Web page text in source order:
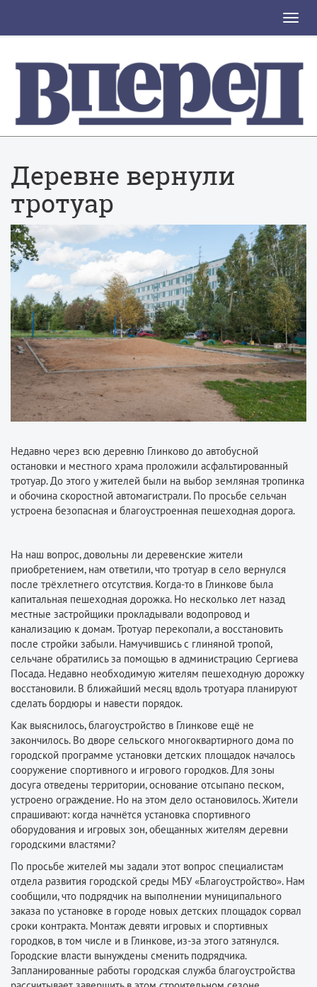
Toggle
Деревне вернули
тротуар
Недавно через всю деревню Глинково до автобусной
остановки и местного храма проложили асфальтированный
тротуар. До этого у жителей были на выбор земляная тропинка
и обочина скоростной автомагистрали. По просьбе сельчан
устроена безопасная и благоустроенная пешеходная дорога.
На наш вопрос, довольны ли деревенские жители
приобретением, нам ответили, что тротуар в село вернулся
после трёхлетнего отсутствия. Когда-то в Глинкове была
капитальная пешеходная дорожка. Но несколько лет назад
местные застройщики прокладывали водопровод и
канализацию к домам. Тротуар перекопали, а восстановить
после стройки забыли. Намучившись с глиняной тропой,
сельчане обратились за помощью в администрацию Сергиева
Посада. Недавно необходимую жителям пешеходную дорожку
восстановили. В ближайший месяц вдоль тротуара планируют
сделать бордюры и навести порядок.
Как выяснилось, благоустройство в Глинкове ещё не
закончилось. Во дворе сельского многоквартирного дома по
городской программе установки детских площадок началось
сооружение спортивного и игрового городков. Для зоны
досуга отведены территории, основание отсыпано песком,
устроено ограждение. Но на этом дело остановилось. Жители
спрашивают: когда начнётся установка спортивного
оборудования и игровых зон, обещанных жителям деревни
городскими властями?
По просьбе жителей мы задали этот вопрос специалистам
отдела развития городской среды МБУ «Благоустройство». Нам
сообщили, что подрядчик на выполнении муниципального
заказа по установке в городе новых детских площадок сорвал
сроки контракта. Монтаж девяти игровых и спортивных
городков, в том числе и в Глинкове, из-за этого затянулся.
Городские власти вынуждены сменить подрядчика.
Запланированные работы городская служба благоустройства